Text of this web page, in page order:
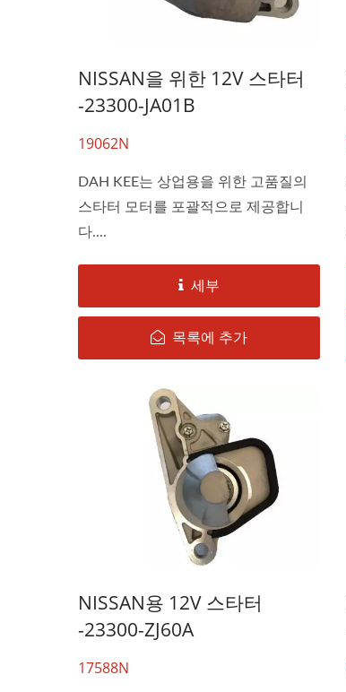
NISSAN을 위한 12V 스타터
-23300-JA01B
19062N
DAH KEE는 상업용을 위한 고품질의
스타터 모터를 포괄적으로 제공합니
다....
세부
목록에 추가
NISSAN용 12V 스타터
-23300-ZJ60A
17588N
토요타 RAV4, 캠리-스타터